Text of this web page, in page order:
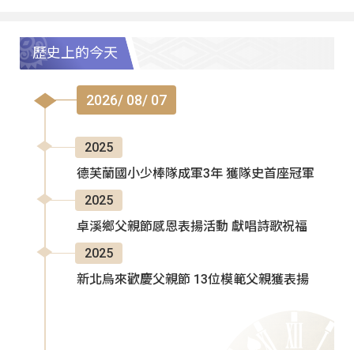
歷史上的今天
2026/ 08/ 07
2025
德芙蘭國小少棒隊成軍3年 獲隊史首座冠軍
2025
卓溪鄉父親節感恩表揚活動 獻唱詩歌祝福
2025
新北烏來歡慶父親節 13位模範父親獲表揚